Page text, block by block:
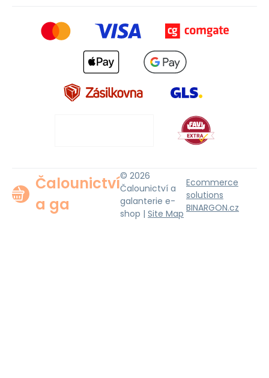
Čalounictví
a ga
© 2026
Čalounictví a
galanterie e-
shop | Site Map
Ecommerce
solutions
BINARGON.cz